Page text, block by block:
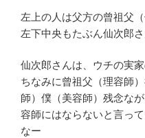
左上の人は父方の曾祖父（
左下中央もたぶん仙次郎
仙次郎さんは、ウチの実
ちなみに曾祖父（理容師
師）僕（美容師）残念な
容師にはならないと言っ
なー